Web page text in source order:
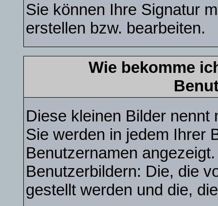
Sie können Ihre Signatur
erstellen bzw. bearbeiten.
Wie bekomme
Diese kleinen Bilder nennt
Sie werden in jedem Ihrer
Benutzernamen
Benutzerbildern: Die, die
gestellt werden und die,